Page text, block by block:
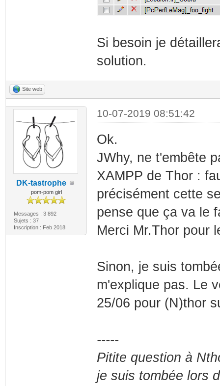
Si besoin je
solution.
Site web
DK-tastrophe
pom-pom girl
Messages : 3 892
Sujets : 37
Inscription : Feb 2018
10-07-2019 08:51:42
Ok.
JWhy, ne t'embête
XAMPP de Thor :
précisément cette
pense que ça va le
Merci Mr.Thor pour
Sinon, je suis
m'explique pas. Le
25/06 pour (N)thor
-----
Pitite question à
je suis tombée lors